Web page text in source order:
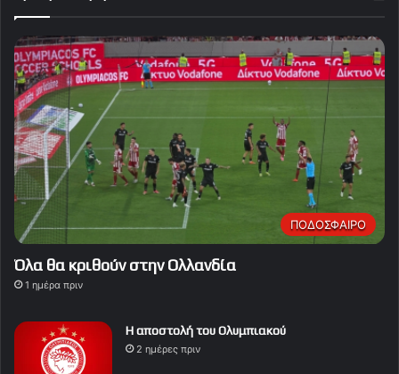
ΠΟΔΟΣΦΑΙΡΟ
Όλα θα κριθούν στην Ολλανδία
1 ημέρα πριν
Η αποστολή του Ολυμπιακού
2 ημέρες πριν